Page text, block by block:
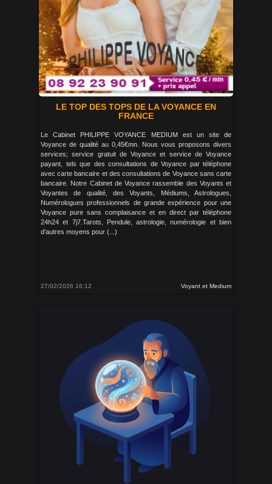
LE TOP DES TOPS DE LA VOYANCE EN
FRANCE
Le Cabinet PHILIPPE VOYANCE MEDIUM est un site de
Voyance de qualité au 0,45€mn. Nous vous proposons divers
services; service gratuit de Voyance et service de Voyance
payant, tels que des consultations de Voyance par téléphone
avec carte bancaire et des consultations de Voyance sans carte
bancaire. Notre Cabinet de Voyance rassemble des Voyants et
Voyantes de qualité, des Voyants, Médiums, Astrologues,
Numérologues professionnels de grande expérience pour une
Voyance pure sans complaisance et en direct par téléphone
24h24 et 7j7.Tarots, Pendule, astrologie, numérologie et bien
d'autres moyens pour (...)
27/02/2026 16:12 Voyant et Medium